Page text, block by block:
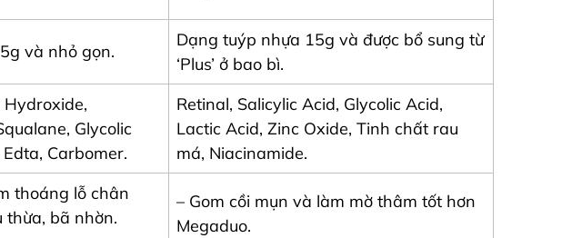
và nhỏ gọn.
Dạng tuýp nhựa 15g và được bổ sung từ
‘Plus’ ở bao bì.
Glycolic
Carbomer.
Retinal, Salicylic Acid, Glycolic Acid,
Lactic Acid, Zinc Oxide, Tinh chất rau
má, Niacinamide.
thoáng lỗ chân
thừa, bã nhờn.
– Gom cồi mụn và làm mờ thâm tốt hơn
Megaduo.